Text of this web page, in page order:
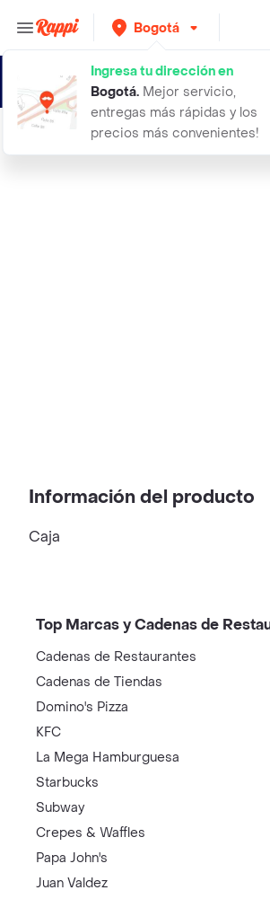
Bogotá
Ingresa tu dirección en
Bogotá. Mejor servicio,
entregas más rápidas y los
precios más convenientes!
trufa sabor cacao pomona
Información del producto
Caja
Top Marcas y Cadenas de
Cadenas de Restaurantes
Cadenas de Tiendas
Domino's Pizza
KFC
La Mega Hamburguesa
Starbucks
Subway
Crepes & Waffles
Papa John's
Juan Valdez